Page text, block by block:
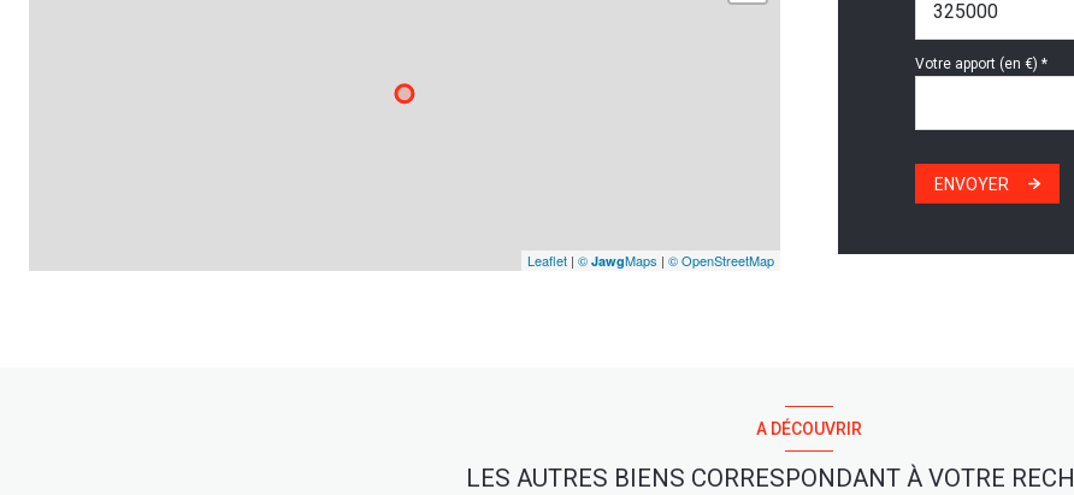
Leaflet | © JawgMaps | © OpenStreetMap
Votre apport (en €) *
ENVOYER
A DÉCOUVRIR
LES AUTRES BIENS CORRESPONDANT À VOTRE